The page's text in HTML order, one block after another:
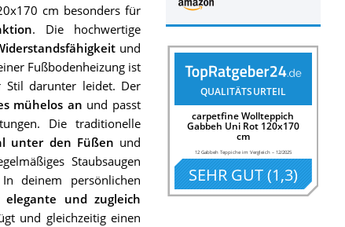
QUALITÄTSURTEIL
carpetfine Wollteppich
Gabbeh Uni Rot 120x170
cm
12 Gabbeh Teppiche im Vergleich– 12/2025
SEHR GUT(1,3)
cm besonders für
. Die hochwertige
und
Fußbodenheizung ist
Stil darunter leidet. Der
mühelos an und passt
Die traditionelle
unter den Füßen und
Staubsaugen
deinem persönlichen
elegante und zugleich
und gleichzeitig einen